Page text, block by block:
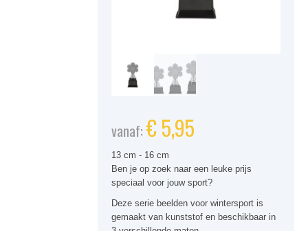
vanaf:€5,95
13 cm - 16 cm
Ben je op zoek naar een leuke prijs
speciaal voor jouw sport?
Deze seriebeelden voor wintersport is
gemaakt van kunststof en beschikbaar in